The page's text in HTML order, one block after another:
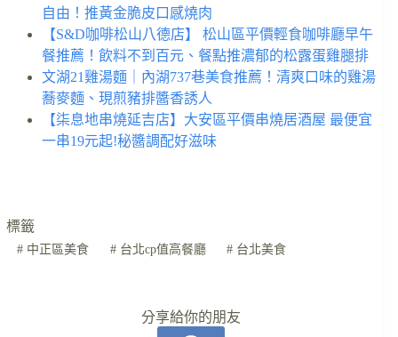
自由！推黃金脆皮口感燒肉
【S&D咖啡松山八德店】 松山區平價輕食咖啡廳早午
餐推薦！飲料不到百元、餐點推濃郁的松露蛋雞腿排
文湖21雞湯麵｜內湖737巷美食推薦！清爽口味的雞湯
蕎麥麵、現煎豬排醬香誘人
【柒息地串燒延吉店】大安區平價串燒居酒屋 最便宜
一串19元起!秘醬調配好滋味
標籤
#中正區美食 #台北cp值高餐廳 # 台北美食
分享給你的朋友